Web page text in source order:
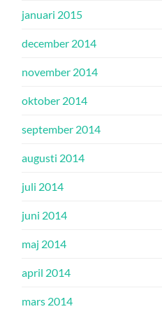
januari 2015
december 2014
november 2014
oktober 2014
september 2014
augusti 2014
juli 2014
juni 2014
maj 2014
april 2014
mars 2014